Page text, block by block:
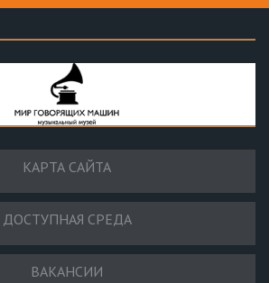
КАРТА САЙТА
ДОСТУПНАЯ СРЕДА
ВАКАНСИИ